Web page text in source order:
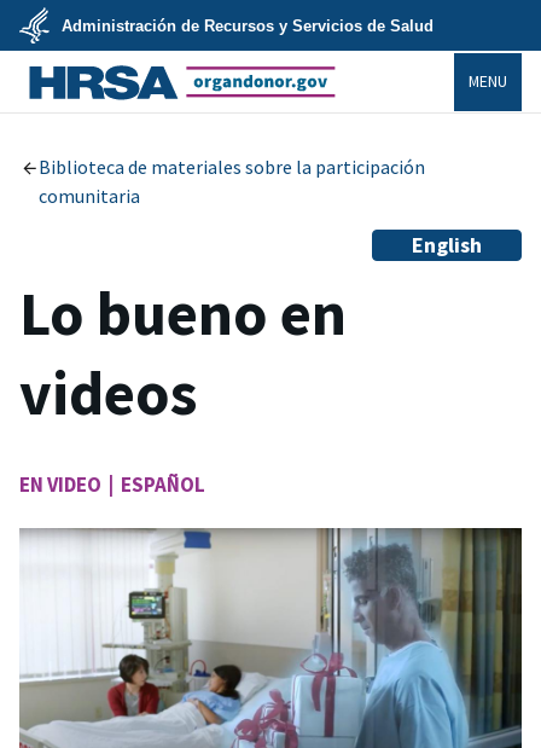
Skip
main
content
U.S.
Department
of
Health
Services
Administración de Recursos y Servicios de Salud
MENU
Biblioteca de materiales sobre la participación
comunitaria
English
Lo bueno en
videos
EN VIDEO | ESPAÑOL
Image